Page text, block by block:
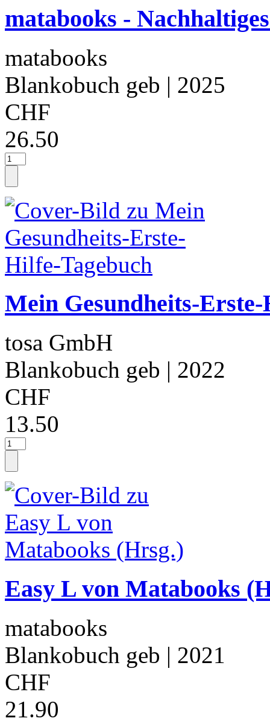
matabooks -
matabooks
Blankobuch geb | 2025
CHF
26.50
Mein Gesundheits-
tosa GmbH
Blankobuch geb | 2022
CHF
13.50
Easy L von Matabooks
matabooks
Blankobuch geb | 2021
CHF
21.90